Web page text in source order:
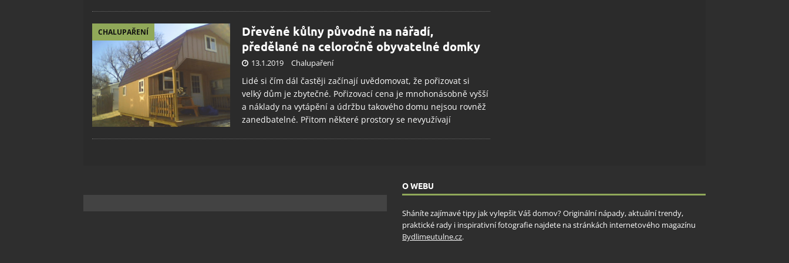
CHALUPAŘENÍ
Dřevěné kůlny původně na nářadí,
předělané na celoročně obyvatelné domky
13.1.2019 Chalupaření
Lidé si čím dál častěji začínají uvědomovat, že pořizovat si
velký dům je zbytečné. Pořizovací cena je mnohonásobně vyšší
a náklady na vytápění a údržbu takového domu nejsou rovněž
zanedbatelné. Přitom některé prostory se nevyužívají
O WEBU
Sháníte zajímavé tipy jak vylepšit Váš domov? Originální nápady, aktuální trendy,
praktické rady i inspirativní fotografie najdete na stránkách internetového magazínu
Bydlimeutulne.cz.